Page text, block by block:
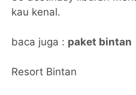
kau kenal.
baca juga : paket bintan
Resort Bintan